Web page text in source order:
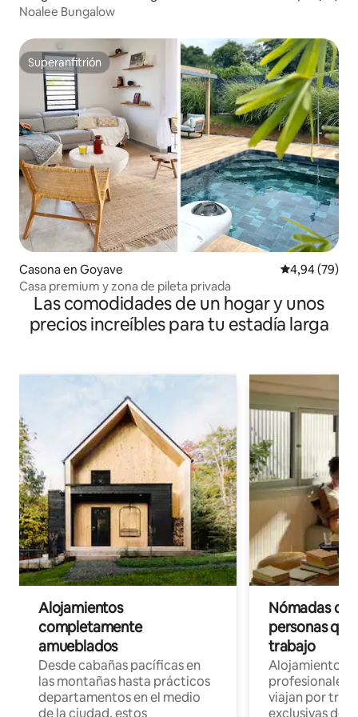
Noalee Bungalow
Superanfitrión
Superanfitrión
Casona en Goyave Calificación
4,94 (79)
Casa premium y zona de pileta privada
Las comodidades de un hogar y unos
precios increíbles para tu estadía larga
Alojamientos
completamente
amueblados
Desde cabañas pacíficas en
las montañas hasta prácticos
departamentos en el medio
de la ciudad, estos
Nómadas
personas
trabajo
Alojamientos
profesionales
viajan por
exclusivas de